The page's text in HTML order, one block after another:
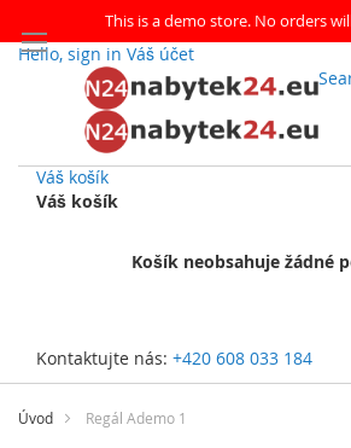
This is a demo store. No orders
Hello, sign in Váš účet
Váš košík
Váš košík
Košík neobsahuje žádné
Kontaktujte nás: +420 608 033 184
Přejít
obsah
Úvod Regál Ademo 1